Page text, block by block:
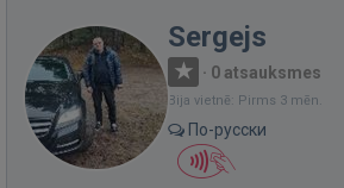
Sergejs
· 0 atsauksmes
Bija vietnē: Pirms 3 mēn.
По-русски